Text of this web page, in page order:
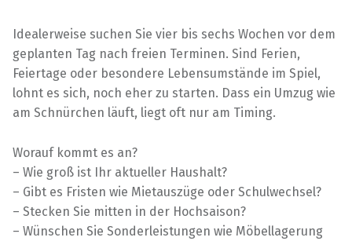
Idealerweise suchen Sie vier bis sechs Wochen vor dem
geplanten Tag nach freien Terminen. Sind Ferien,
Feiertage oder besondere Lebensumstände im Spiel,
lohnt es sich, noch eher zu starten. Dass ein Umzug wie
am Schnürchen läuft, liegt oft nur am Timing.
Worauf kommt es an?
– Wie groß ist Ihr aktueller Haushalt?
– Gibt es Fristen wie Mietauszüge oder Schulwechsel?
– Stecken Sie mitten in der Hochsaison?
– Wünschen Sie Sonderleistungen wie Möbellagerung